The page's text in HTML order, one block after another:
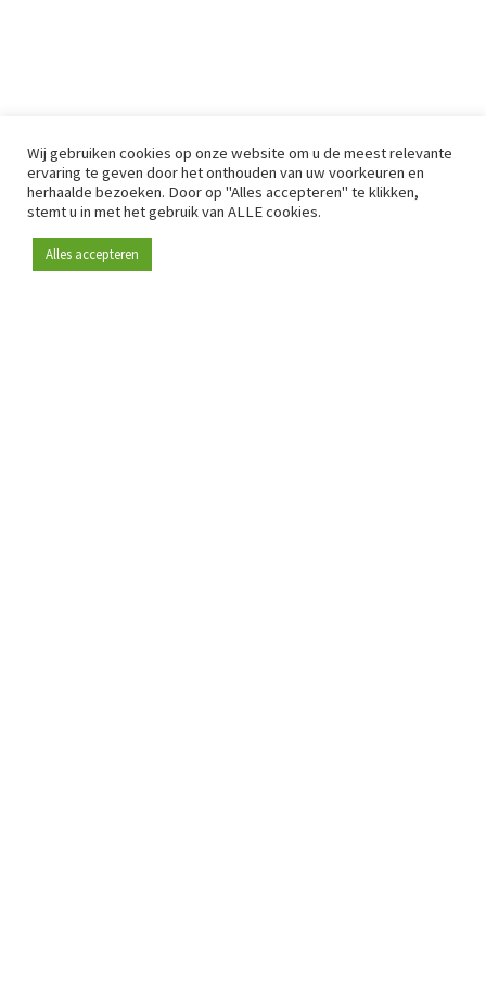
Wij gebruiken cookies op onze website om u de meest relevante
ervaring te geven door het onthouden van uw voorkeuren en
herhaalde bezoeken. Door op "Alles accepteren" te klikken,
stemt u in met het gebruik van ALLE cookies.
Alles accepteren